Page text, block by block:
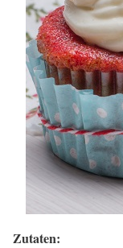
Zutaten: